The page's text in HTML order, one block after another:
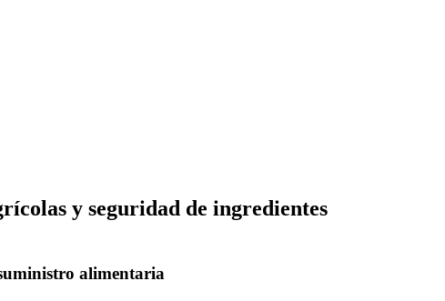
y seguridad de ingredientes
alimentaria